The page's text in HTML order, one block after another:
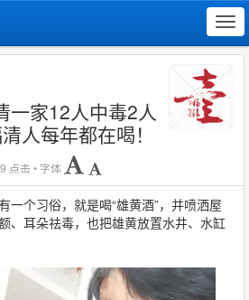
一家12人中毒2人
人每年都在喝！
点击 • 字体
一个习俗，就是喝“雄黄酒”，并喷洒屋
、耳朵祛毒，也把雄黄放置水井、水缸